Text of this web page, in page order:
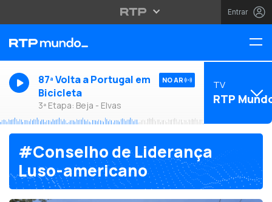
Entrar
87ª Volta a Portugal em
Bicicleta
3ª Etapa: Beja - Elvas
NO AR TV
RTP
#Conselho de Liderança
Luso-americano